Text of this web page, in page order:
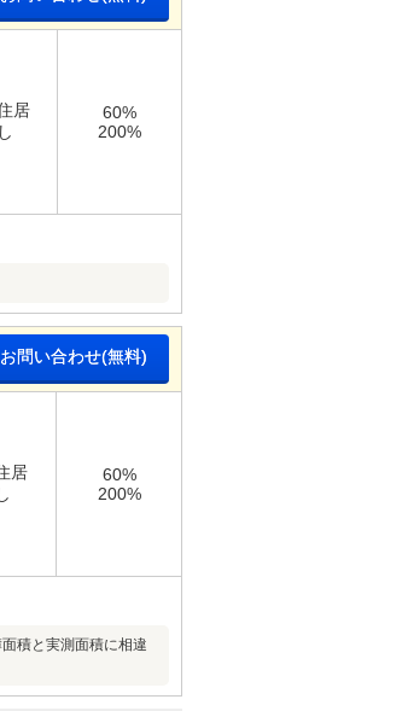
居
60%
200%
お問い合わせ(無料)
居
60%
200%
積と実測面積に相違